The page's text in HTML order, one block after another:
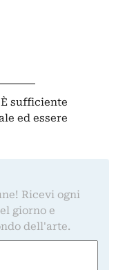
sufficiente
ed essere
Ricevi ogni
giorno e
dell'arte.